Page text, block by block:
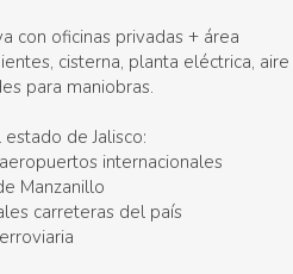
con oficinas privadas + área
cisterna, planta eléctrica, aire
para maniobras.
de Jalisco:
internacionales
Manzanillo
carreteras del país